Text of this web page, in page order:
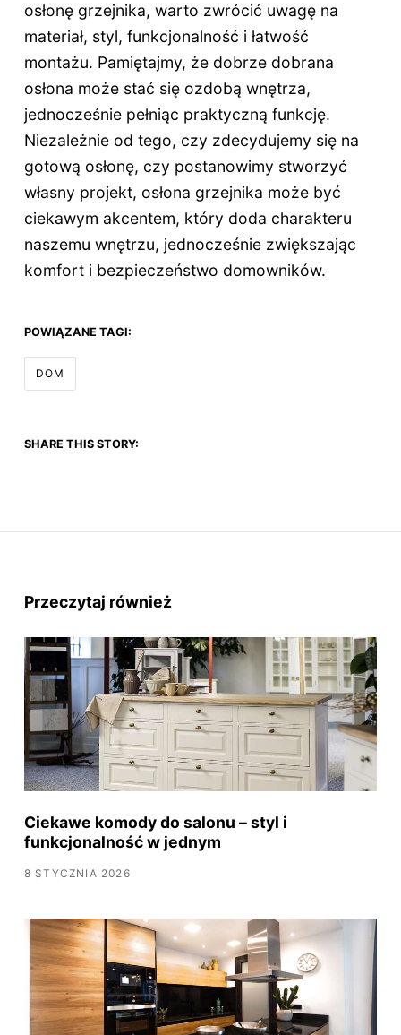
osłonę grzejnika, warto zwrócić uwagę na
materiał, styl, funkcjonalność i łatwość
montażu. Pamiętajmy, że dobrze dobrana
osłona może stać się ozdobą wnętrza,
jednocześnie pełniąc praktyczną funkcję.
Niezależnie od tego, czy zdecydujemy się na
gotową osłonę, czy postanowimy stworzyć
własny projekt, osłona grzejnika może być
ciekawym akcentem, który doda charakteru
naszemu wnętrzu, jednocześnie zwiększając
komfort i bezpieczeństwo domowników.
POWIĄZANE TAGI:
DOM
SHARE THIS STORY:
Przeczytaj również
Ciekawe komody do salonu – styl i
funkcjonalność w jednym
8 STYCZNIA 2026